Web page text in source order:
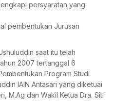
persyaratan yang
pembentukan Jurusan
saat itu telah
2007 tertanggal 6
Program Studi
IAIN Antasari yang diketuai
M.Ag dan Wakil Ketua Dra. Siti